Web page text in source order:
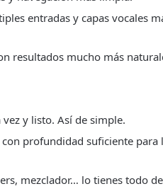
entradas y capas vocales
resultados mucho más
vez y listo. Así de simple.
profundidad suficiente para
mezclador… lo tienes todo